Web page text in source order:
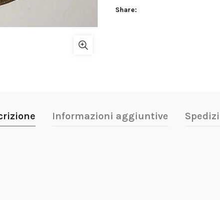
Share
Informazioni aggiuntive